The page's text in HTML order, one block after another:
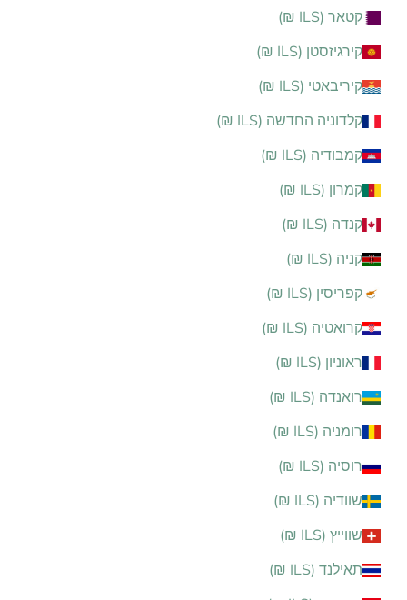
קטאר (ILS ₪)
קירגיזסטן (ILS ₪)
קיריבאטי (ILS ₪)
קלדוניה החדשה (ILS ₪)
קמבודיה (ILS ₪)
קמרון (ILS ₪)
קנדה (ILS ₪)
קניה (ILS ₪)
קפריסין (ILS ₪)
קרואטיה (ILS ₪)
ראוניון (ILS ₪)
רואנדה (ILS ₪)
רומניה (ILS ₪)
רוסיה (ILS ₪)
שוודיה (ILS ₪)
שווייץ (ILS ₪)
תאילנד (ILS ₪)